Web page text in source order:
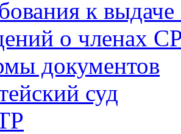
к
о членах
документов
суд